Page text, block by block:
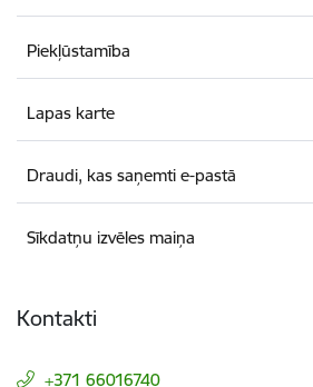
Piekļūstamība
Lapas karte
Draudi, kas saņemti e-pastā
Sīkdatņu izvēles maiņa
Kontakti
+371 66016740